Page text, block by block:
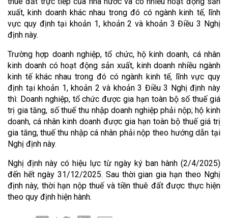
xuất, kinh doanh khác nhau trong đó có ngành kinh tế, lĩnh
vực quy định tại khoản 1, khoản 2 và khoản 3 Điều 3 Nghị
định này.
Trường hợp doanh nghiệp, tổ chức, hộ kinh doanh, cá nhân
kinh doanh có hoạt động sản xuất, kinh doanh nhiều ngành
kinh tế khác nhau trong đó có ngành kinh tế, lĩnh vực quy
định tại khoản 1, khoản 2 và khoản 3 Điều 3 Nghị định này
thì: Doanh nghiệp, tổ chức được gia hạn toàn bộ số thuế giá
trị gia tăng, số thuế thu nhập doanh nghiệp phải nộp; hộ kinh
doanh, cá nhân kinh doanh được gia hạn toàn bộ thuế giá trị
gia tăng, thuế thu nhập cá nhân phải nộp theo hướng dẫn tại
Nghị định này.
Nghị định này có hiệu lực từ ngày ký ban hành (2/4/2025)
đến hết ngày 31/12/2025. Sau thời gian gia hạn theo Nghị
định này, thời hạn nộp thuế và tiền thuê đất được thực hiện
theo quy định hiện hành.